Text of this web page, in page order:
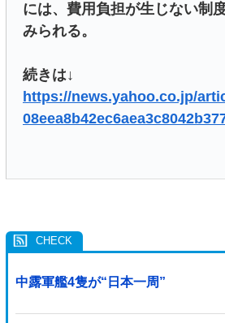
には、費用負担が生じない制
みられる。
続きは↓
https://news.yahoo.co.jp/
中露軍艦4隻が“日本一周”